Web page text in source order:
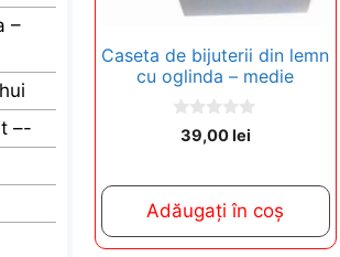
Caseta de bijuterii din lemn
cu oglinda – medie
o
o
f
5
39,00 lei
Adăugați în coș
–
–-